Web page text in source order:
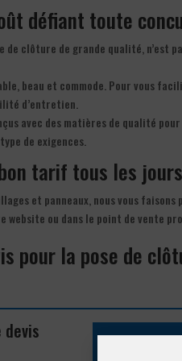
défiant toute
de clôture de grande qualité, n’est
beau et commode. Pour vous
d’entretien.
avec des matières de qualité
de exigences.
tarif tous les
et panneaux, nous vous
website ou dans le point de vente
pour la pose de